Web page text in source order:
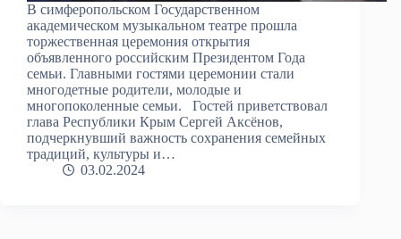
В симферопольском Государственном
академическом музыкальном театре прошла
торжественная церемония открытия
объявленного российским Президентом Года
семьи. Главными гостями церемонии стали
многодетные родители, молодые и
многопоколенные семьи. Гостей приветствовал
глава Республики Крым Сергей Аксёнов,
подчеркнувший важность сохранения семейных
традиций, культуры и…
03.02.2024